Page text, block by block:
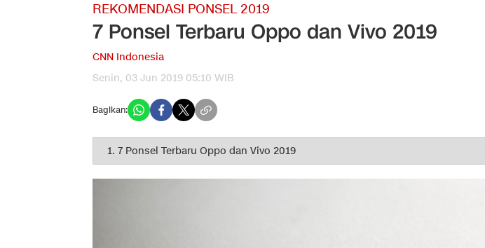
REKOMENDASI PONSEL 2019
7 Ponsel Terbaru Oppo dan Vivo 2019
CNN Indonesia
Senin, 03 Jun 2019 05:10 WIB
Bagikan: